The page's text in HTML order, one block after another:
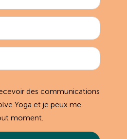
des communications
Yoga et je peux me
moment.